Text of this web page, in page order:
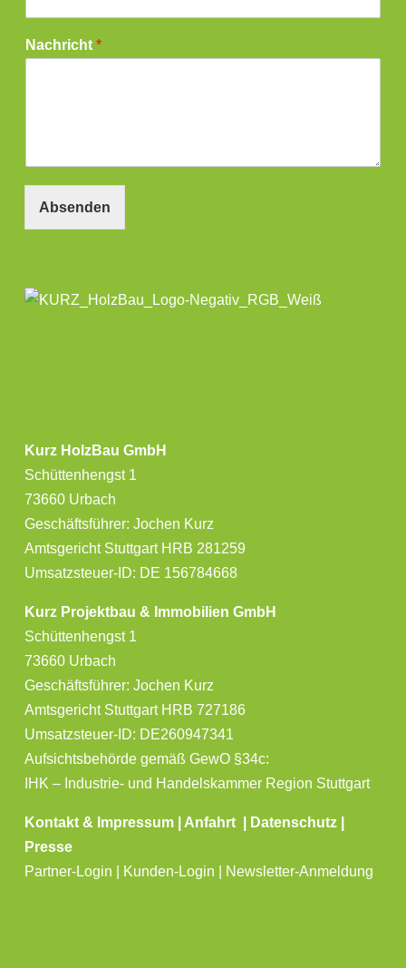
Nachricht *
Absenden
Kurz HolzBau GmbH
Schüttenhengst 1
73660 Urbach
Geschäftsführer: Jochen Kurz
Amtsgericht Stuttgart HRB 281259
Umsatzsteuer-ID: DE 156784668
Kurz Projektbau & Immobilien GmbH
Schüttenhengst 1
73660 Urbach
Geschäftsführer: Jochen Kurz
Amtsgericht Stuttgart HRB 727186
Umsatzsteuer-ID: DE260947341
Aufsichtsbehörde gemäß GewO §34c:
IHK – Industrie- und Handelskammer Region Stuttgart
Kontakt & Impressum Anfahrt Datenschutz|
Presse
Partner-Login | Kunden-Login | Newsletter-Anmeldung